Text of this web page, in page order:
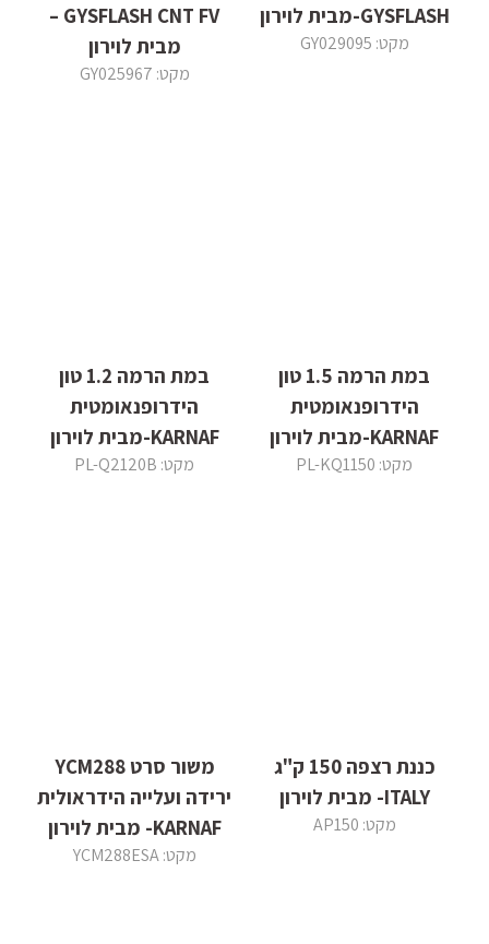
GYSFLASH-מבית לוירון
מקט: GY029095
GYSFLASH CNT FV –
מבית לוירון
מקט: GY025967
במת הרמה 1.5 טון
הידרופנאומטית
KARNAF-מבית לוירון
מקט: PL-KQ1150
במת הרמה 1.2 טון
הידרופנאומטית
KARNAF-מבית לוירון
מקט: PL-Q2120B
כננת רצפה 150 ק"ג
ITALY- מבית לוירון
מקט: AP150
משור סרט YCM288
ירידה ועלייה הידראולית
KARNAF- מבית לוירון
מקט: YCM288ESA